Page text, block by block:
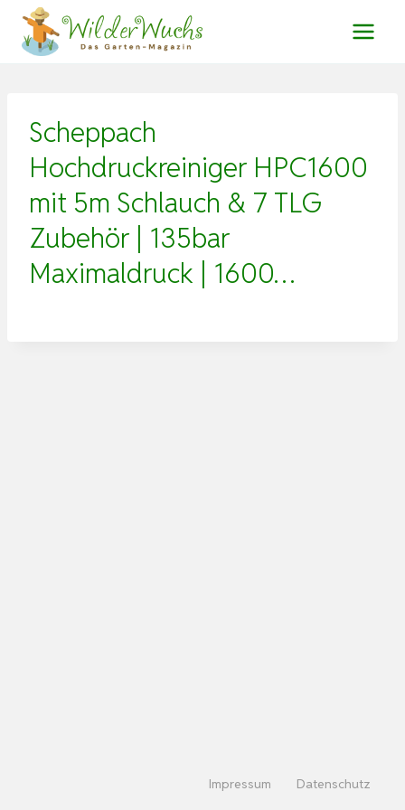
Zum
Inhalt
Scheppach
Hochdruckreiniger HPC1600
mit 5m Schlauch & 7 TLG
Zubehör | 135bar
Maximaldruck | 1600…
Impressum Datenschutz